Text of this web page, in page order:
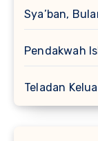
Sya’ban,
Pendakwah
Teladan